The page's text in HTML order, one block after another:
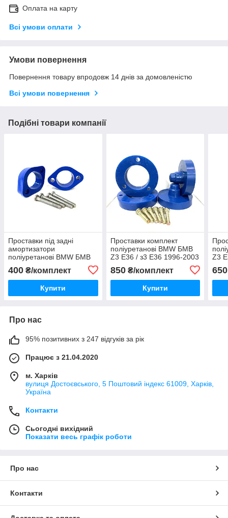
Оплата на карту
Всі умови оплати
Умови повернення
Повернення товару впродовж 14 днів за домовленістю
Всі умови повернення
Подібні товари компанії
Проставки під задні
амортизатори
поліуретанові BMW БМВ
Z3 E36 / з3 Е36 1996-2003
400 ₴/комплект
Купити
Проставки комплект
поліуретанові BMW БМВ
Z3 E36 / з3 Е36 1996-2003
850₴/комплект
Купити
Z3
650
Про нас
95% позитивних з 247 відгуків за рік
Працює з 21.04.2020
м. Харків
вулиця Достоєвського, 5 Поштовий індекс 61009, Харків,
Україна
Контакти
Сьогодні вихідний
Показати весь графік роботи
Про нас
Контакти